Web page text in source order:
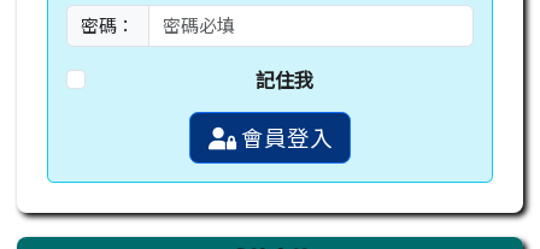
密碼：
記住我
會員登入